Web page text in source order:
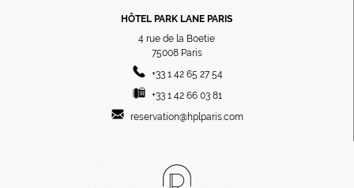
HÔTEL PARK LANE PARIS
4 rue de la Boetie
75008 Paris
+33 1 42 65 27 54
+33 1 42 66 03 81
reservation@hplparis.com